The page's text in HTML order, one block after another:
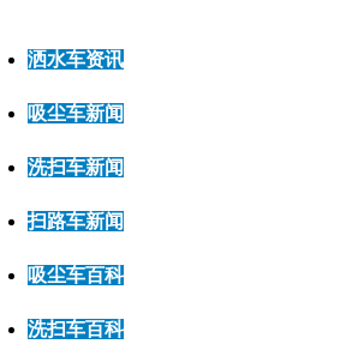
洒水车资讯
吸尘车新闻
洗扫车新闻
扫路车新闻
吸尘车百科
洗扫车百科